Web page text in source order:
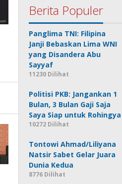
Berita Populer
Panglima TNI: Filipina
Janji Bebaskan Lima WNI
yang Disandera Abu
Sayyaf
11230 Dilihat
Politisi PKB: Jangankan 1
Bulan, 3 Bulan Gaji Saja
Saya Siap untuk Rohingya
10272 Dilihat
Tontowi Ahmad/Liliyana
Natsir Sabet Gelar Juara
Dunia Kedua
8776 Dilihat